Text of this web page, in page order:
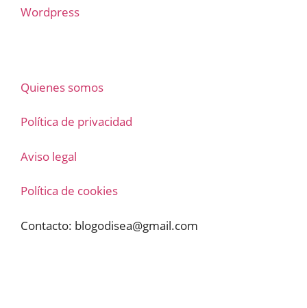
Wordpress
Quienes somos
Política de privacidad
Aviso legal
Política de cookies
Contacto: blogodisea@gmail.com